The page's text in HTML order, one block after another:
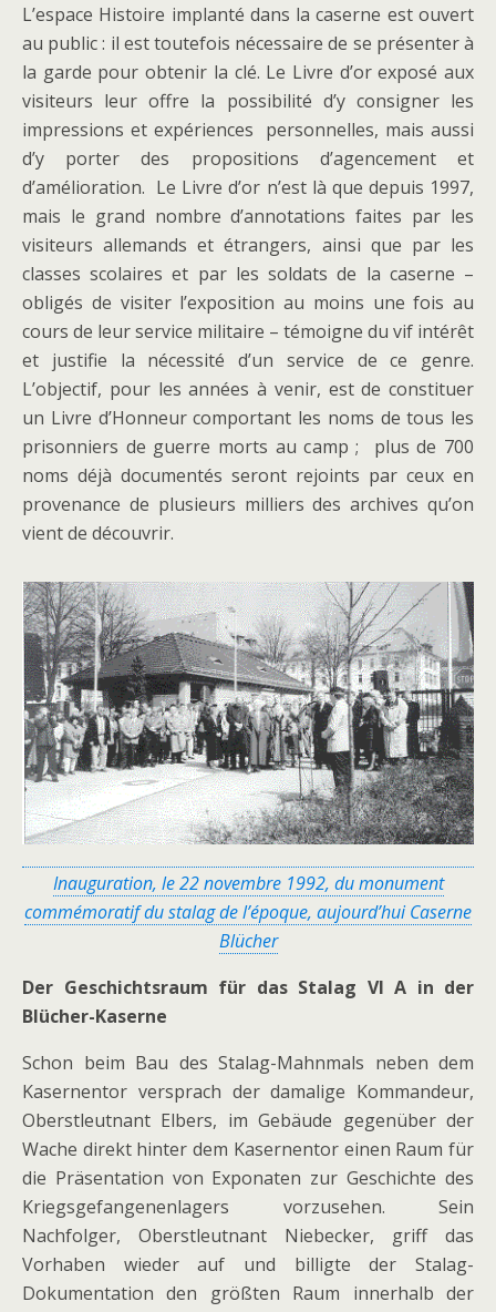
L’espace Histoire implanté dans la caserne est ouvert
au public : il est toutefois nécessaire de se présenter à
la garde pour obtenir la clé. Le Livre d’or exposé aux
visiteurs leur offre la possibilité d’y consigner les
impressions et expériences personnelles, mais aussi
d’y porter des propositions d’agencement et
d’amélioration. Le Livre d’or n’est là que depuis 1997,
mais le grand nombre d’annotations faites par les
visiteurs allemands et étrangers, ainsi que par les
classes scolaires et par les soldats de la caserne –
obligés de visiter l’exposition au moins une fois au
cours de leur service militaire – témoigne du vif intérêt
et justifie la nécessité d’un service de ce genre.
L’objectif, pour les années à venir, est de constituer
un Livre d’Honneur comportant les noms de tous les
prisonniers de guerre morts au camp ; plus de 700
noms déjà documentés seront rejoints par ceux en
provenance de plusieurs milliers des archives qu’on
vient de découvrir.
Inauguration, le 22 novembre 1992, du monument
commémoratif du stalag de l’époque, aujourd’hui Caserne
Blücher
Der Geschichtsraum für das Stalag VI A in der
Blücher-Kaserne
Schon beim Bau des Stalag-Mahnmals neben dem
Kasernentor versprach der damalige Kommandeur,
Oberstleutnant Elbers, im Gebäude gegenüber der
Wache direkt hinter dem Kasernentor einen Raum für
die Präsentation von Exponaten zur Geschichte des
Kriegsgefangenenlagers vorzusehen. Sein
Nachfolger, Oberstleutnant Niebecker, griff das
Vorhaben wieder auf und billigte der Stalag-
Dokumentation den größten Raum innerhalb der